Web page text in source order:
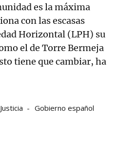
es la máxima
con las escasas
Horizontal (LPH) su
el de Torre Bermeja
tiene que cambiar, ha
Justicia Gobierno español